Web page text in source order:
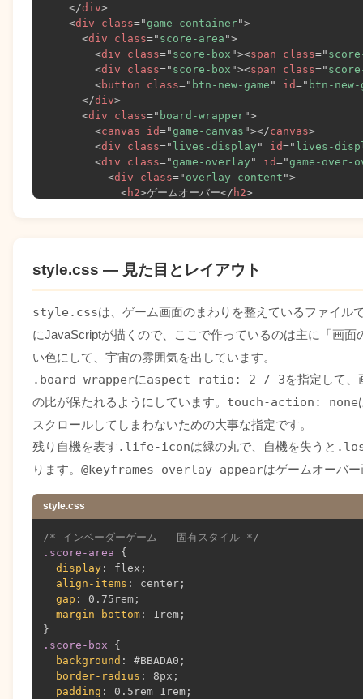
</div>
<div class="game-container">
<div class=" score-area ">
<div class=" score-box "><span class="
<div class=" score-box "><span class="
<button class=" btn-new-game " id=" btn-new-
</div>
<div class=" board-wrapper">
<canvas id="game-canvas "></canvas>
<div class=" lives-display " id=" lives-
<div class="game-overlay " id="game-over-
<div class=" overlay-content ">
<h2>ゲームオーバー</ h2>
</div>
<h2>インベーダーゲーム</h2 >
< p >エイリアンの大群を<br > 撃ち落とせ！ </p>
</div>
</div >
</div>
<!-- ゲーム枠直下の広告（hinata-game-below） -->
<div class= " game-instructions
>
< h3>遊び方</h3>
<li><strong>スマホ</strong>: 画面の左半分タッ
li>
隊列を組んで迫りくるエイリアンを全滅させよう！
エイリアンは端に到達すると一段降りてくる
>上段のエイリアンほど高得点（10〜30点）
< li
バリアで敵の弾を防げるが、ダメージを受けると
li
</
ul
</
div class
このゲーム、自分でも作れるよ！
<
インベーダーゲームはCanvas APIと
<
class promo-links
style.css — 見た目とレイアウト
style.cssは、ゲーム画面のまわりを整えているファイル
にJavaScriptが描くので、ここで作っているのは主に「画面
い色にして、宇宙の雰囲気を出しています。
.board-wrapperにaspect-ratio: 2 / 3を指定して
の比が保たれるようにしています。 touch-action: none
スクロールしてしまわないための大事な指定です。
残り自機を表す .life-iconは緑の丸で、自機を失うと
ります。 @keyframes overlay-appearはゲームオーバ
style.css
/* インベーダーゲーム - 固有スタイル */
.score-area
{
display : flex ;
align-items : center ;
gap : 0.75rem ;
margin-bottom : 1rem ;
}
.score-box
{
background : #BBADA0 ;
border-radius : 8px ;
padding : 0.5rem 1rem ;